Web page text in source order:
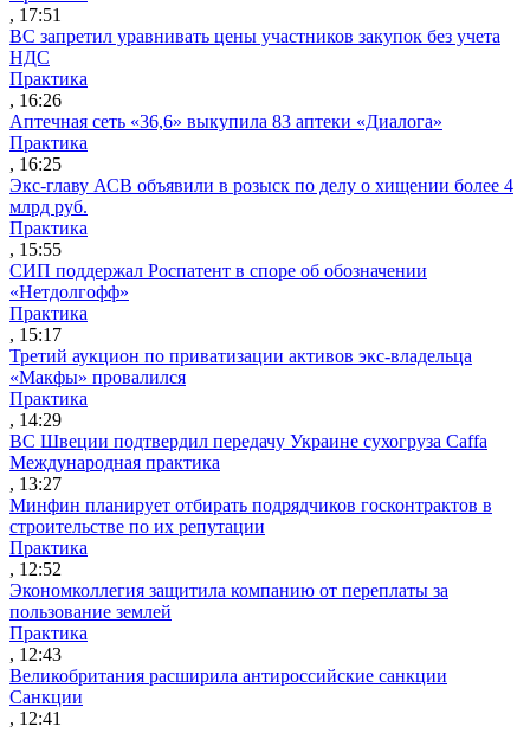
, 17:51
ВС запретил уравнивать цены участников закупок без учета
НДС
Практика
, 16:26
Аптечная сеть «36,6» выкупила 83 аптеки «Диалога»
Практика
, 16:25
Экс-главу АСВ объявили в розыск по делу о хищении более 4
млрд руб.
Практика
, 15:55
СИП поддержал Роспатент в споре об обозначении
«Нетдолгофф»
Практика
, 15:17
Третий аукцион по приватизации активов экс-владельца
«Макфы» провалился
Практика
, 14:29
ВС Швеции подтвердил передачу Украине сухогруза Caffa
Международная практика
, 13:27
Минфин планирует отбирать подрядчиков госконтрактов в
строительстве по их репутации
Практика
, 12:52
Экономколлегия защитила компанию от переплаты за
пользование землей
Практика
, 12:43
Великобритания расширила антироссийские санкции
Санкции
, 12:41